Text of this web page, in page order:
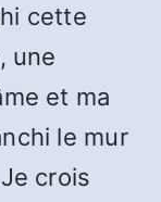
cette
une
et ma
le mur
crois